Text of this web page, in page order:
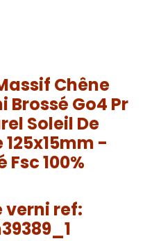
Chêne
Brossé Go4 Pr
Soleil De
-
100%
verni ref: